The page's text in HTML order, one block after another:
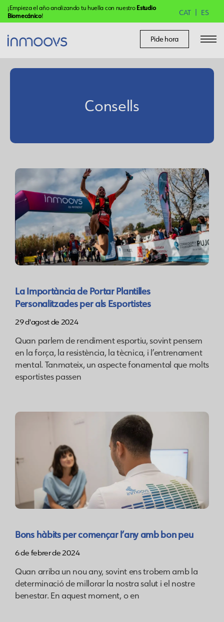
¡Empieza el año analizando tu huella con nuestro Estudio
Biomecánico! CAT ES
Pide hora
Consells
La Importància de Portar Plantilles
Personalitzades per als Esportistes
29 d'agost de 2024
Quan parlem de rendiment esportiu, sovint pensem
en la força, la resistència, la tècnica, i l’entrenament
mental. Tanmateix, un aspecte fonamental que molts
esportistes passen
Bons hàbits per començar l’any amb bon peu
6 de febrer de 2024
Quan arriba un nou any, sovint ens trobem amb la
determinació de millorar la nostra salut i el nostre
benestar. En aquest moment, o en